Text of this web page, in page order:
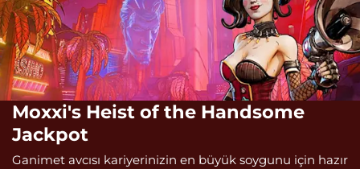
Moxxi's Heist of the Handsome
Jackpot
Ganimet avcısı kariyerinizin en büyük soygunu için hazır